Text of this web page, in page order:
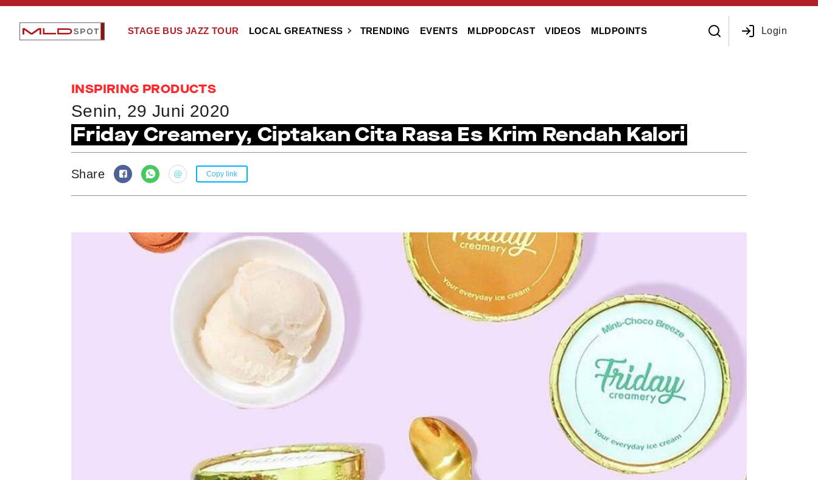
STAGE BUS JAZZ TOUR LOCAL GREATNESS TRENDING EVENTS MLDPODCAST VIDEOS MLDPOINTS Login
INSPIRING PRODUCTS
Senin, 29 Juni 2020
Friday Creamery, Ciptakan Cita Rasa Es Krim Rendah Kalori
Share Copy link